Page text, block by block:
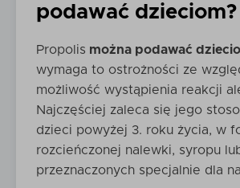
podawać dzieciom?
Propolis można podawać
wymaga to ostrożności ze
możliwość wystąpienia reakcji
Najczęściej zaleca się jego
dzieci powyżej 3. roku życia, w
rozcieńczonej nalewki, syropu
przeznaczonych specjalnie dla